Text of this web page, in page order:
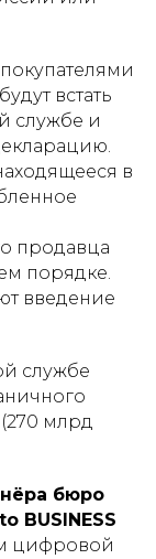
встать
службе и
в
продавца
порядке.
введение
службе
(270 млрд
бюро
BUSINESS
цифровой